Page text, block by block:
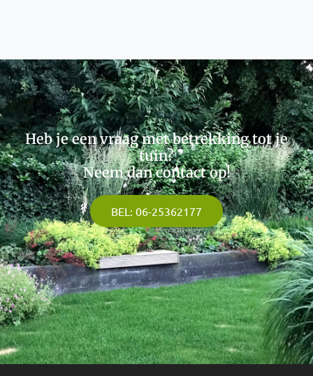
Heb je een vraag met betrekking tot je
tuin?
Neem dan contact op!
BEL: 06-25362177